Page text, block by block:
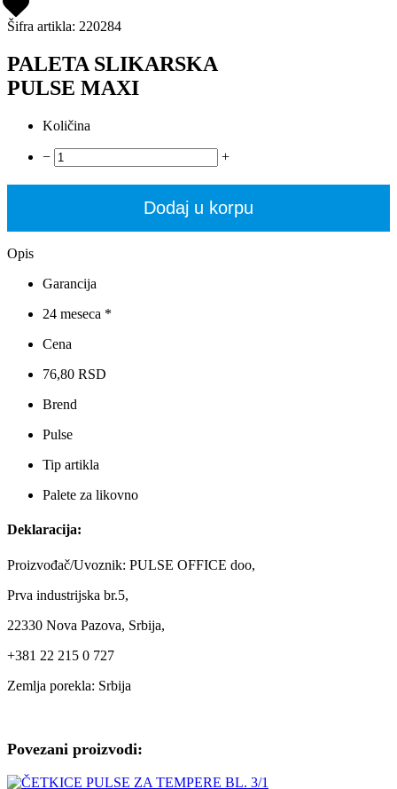
Šifra artikla: 220284
PALETA SLIKARSKA
PULSE MAXI
Količina
− +
Dodaj u korpu
Opis
Garancija
24 meseca *
Cena
76,80 RSD
Brend
Pulse
Tip artikla
Palete za likovno
Deklaracija:
Proizvođač/Uvoznik: PULSE OFFICE doo,
Prva industrijska br.5,
22330 Nova Pazova, Srbija,
+381 22 215 0 727
Zemlja porekla: Srbija
Povezani proizvodi: